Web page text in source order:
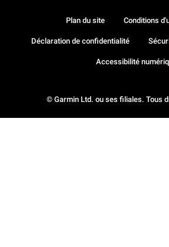
© Garmin Ltd. ou ses filiales. Tous
Plan du site Conditions
Déclaration de confidentialité
Accessibilité